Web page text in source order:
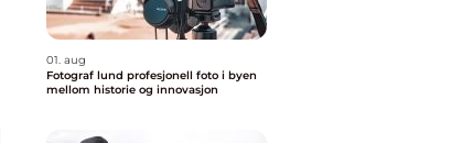
01. aug
Fotograf lund profesjonell foto i byen
mellom historie og innovasjon